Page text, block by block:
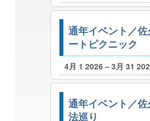
通年イベント／
ートピクニック
4月 1 2026 – 3月 31
通年イベント／
法巡り